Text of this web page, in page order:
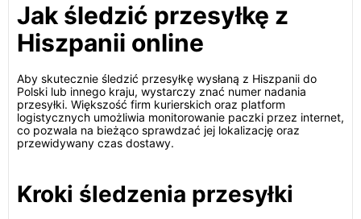
Jak śledzić przesyłkę z
Hiszpanii online
Aby skutecznie śledzić przesyłkę wysłaną z Hiszpanii do
Polski lub innego kraju, wystarczy znać numer nadania
przesyłki. Większość firm kurierskich oraz platform
logistycznych umożliwia monitorowanie paczki przez internet,
co pozwala na bieżąco sprawdzać jej lokalizację oraz
przewidywany czas dostawy.
Kroki śledzenia przesyłki